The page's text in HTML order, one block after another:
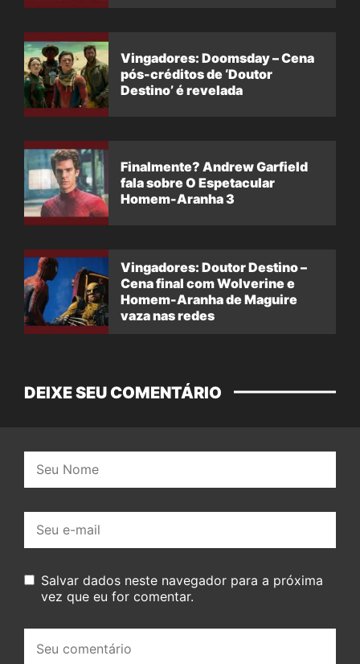
Vingadores: Doomsday – Cena
pós-créditos de ‘Doutor
Destino’ é revelada
Finalmente? Andrew Garfield
fala sobre O Espetacular
Homem-Aranha 3
Vingadores: Doutor Destino –
Cena final com Wolverine e
Homem-Aranha de Maguire
vaza nas redes
DEIXE SEU COMENTÁRIO
mail:
Salvar dados neste navegador para a próxima
vez que eu for comentar.
comentário: